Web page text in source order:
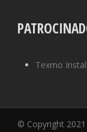
Texmo
© Copyright